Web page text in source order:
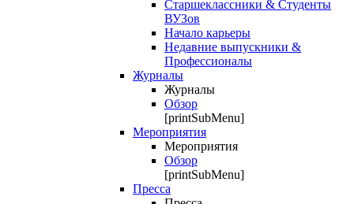
Старшеклассники & Студенты
ВУЗов
Начало карьеры
Недавние выпускники &
Профессионалы
Журналы
Журналы
Обзор
[printSubMenu]
Мероприятия
Мероприятия
Обзор
[printSubMenu]
Пресса